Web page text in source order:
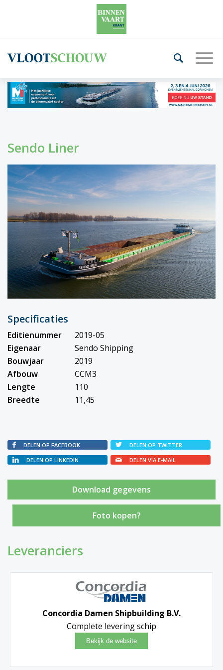
Sendo Liner
Specificaties
Editienummer
2019-05
Eigenaar
Sendo Shipping
Bouwjaar
2019
Afbouw
CCM3
Lengte
110
Breedte
11,45
DELEN OP FACEBOOK
DELEN OP TWITTER
DELEN OP LINKEDIN
DELEN VIA E-MAIL
Foto kopen?
Leveranciers
Concordia Damen Shipbuilding B.V.
Complete levering schip